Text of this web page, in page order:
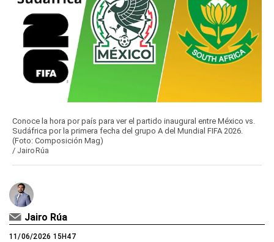
Conoce la hora por país para ver el partido inaugural entre México vs.
Sudáfrica por la primera fecha del grupo A del Mundial FIFA 2026.
(Foto: Composición Mag)
/ Jairo Rúa
Jairo Rúa
11/06/2026 15H47